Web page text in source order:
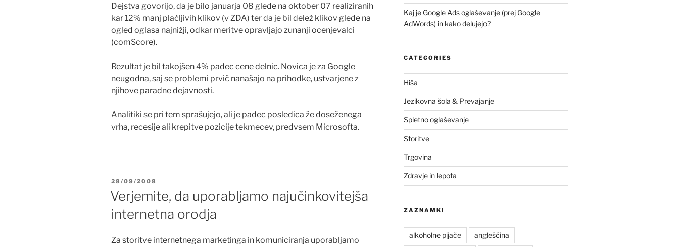
Dejstva govorijo, da je bilo januarja 08 glede na oktober 07 realiziranih
kar 12% manj plačljivih klikov (v ZDA) ter da je bil delež klikov glede na
ogled oglasa najnižji, odkar meritve opravljajo zunanji ocenjevalci
(comScore).
Rezultat je bil takojšen 4% padec cene delnic. Novica je za Google
neugodna, saj se problemi prvič nanašajo na prihodke, ustvarjene z
njihove paradne dejavnosti.
Analitiki se pri tem sprašujejo, ali je padec posledica že doseženega
vrha, recesije ali krepitve pozicije tekmecev, predvsem Microsofta.
POSTED
28/09/2008
Verjemite, da uporabljamo najučinkovitejša
internetna orodja
Za storitve internetnega marketinga in komuniciranja uporabljamo
Kaj je Google Ads oglaševanje (prej Google
AdWords) in kako delujejo?
CATEGORIES
Hiša
Jezikovna šola & Prevajanje
Spletno oglaševanje
Storitve
Trgovina
Zdravje in lepota
ZAZNAMKI
alkoholne pijače angleščina